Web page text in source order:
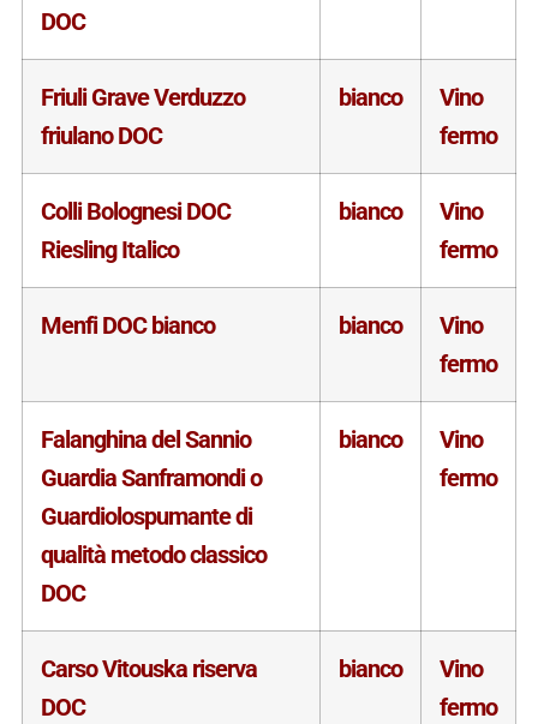
DOC
Friuli Grave Verduzzo
friulano DOC
bianco
Vino
fermo
Colli Bolognesi DOC
Riesling Italico
bianco
Vino
fermo
Menfi DOC bianco bianco
Vino
fermo
Falanghina del Sannio
Guardia Sanframondi o
Guardiolospumante di
qualità metodo classico
DOC
bianco
Vino
fermo
Carso Vitouska riserva
DOC
bianco
Vino
fermo